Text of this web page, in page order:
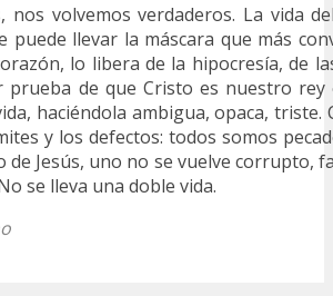
nos volvemos verdaderos. La vida
puede llevar la máscara que más
lo libera de la hipocresía, de
prueba de que Cristo es nuestro
haciéndola ambigua, opaca, triste.
y los defectos: todos somos
de Jesús, uno no se vuelve corrupto,
se lleva una doble vida.